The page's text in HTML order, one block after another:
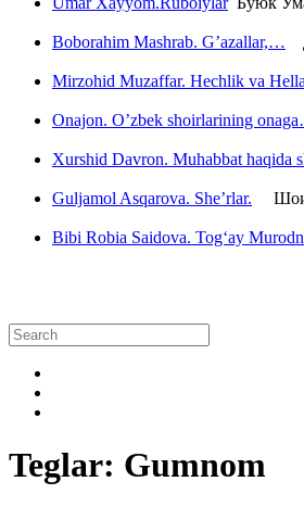
Boborahim Mashrab. G’azallar,…
Mirzohid Muzaffar. Hechlik va
Onajon. O’zbek shoirlarining
Xurshid Davron. Muhabbat haqida
Guljamol Asqarova. She’rlar. Шоир
Bibi Robia Saidova. Tog‘ay
Teglar: Gumnom